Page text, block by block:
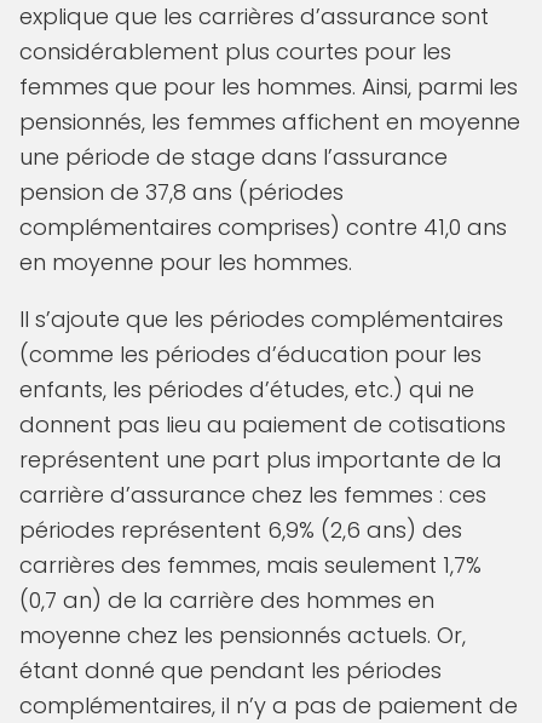
explique que les carrières d’assurance sont
considérablement plus courtes pour les
femmes que pour les hommes. Ainsi, parmi les
pensionnés, les femmes affichent en moyenne
une période de stage dans l’assurance
pension de 37,8 ans (périodes
complémentaires comprises) contre 41,0 ans
en moyenne pour les hommes.
Il s’ajoute que les périodes complémentaires
(comme les périodes d’éducation pour les
enfants, les périodes d’études, etc.) qui ne
donnent pas lieu au paiement de cotisations
représentent une part plus importante de la
carrière d’assurance chez les femmes : ces
périodes représentent 6,9% (2,6 ans) des
carrières des femmes, mais seulement 1,7%
(0,7 an) de la carrière des hommes en
moyenne chez les pensionnés actuels. Or,
étant donné que pendant les périodes
complémentaires, il n’y a pas de paiement de